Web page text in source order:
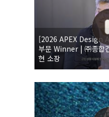
[2026 APEX Design
부문 Winner | ㈜종합
현 소장